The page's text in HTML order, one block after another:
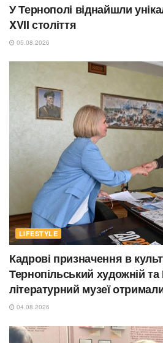
У Тернополі віднайшли
XVII століття
05.08.2026
LIFESTYLE
Кадрові призначення в
Тернопільський художній
літературний музеї
04.08.2026